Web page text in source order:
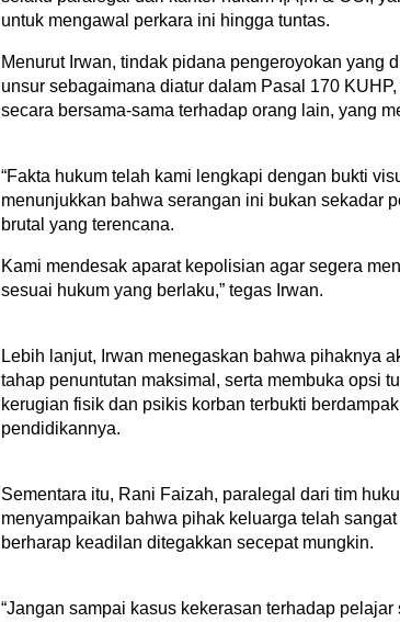
untuk mengawal perkara ini hingga tuntas.
Menurut Irwan, tindak pidana pengeroyokan yang
unsur sebagaimana diatur dalam Pasal 170
secara bersama-sama terhadap orang lain, yang
“Fakta hukum telah kami lengkapi dengan bukti
menunjukkan bahwa serangan ini bukan sekadar
brutal yang terencana.
Kami mendesak aparat kepolisian agar segera
sesuai hukum yang berlaku,” tegas Irwan.
Lebih lanjut, Irwan menegaskan bahwa pihaknya
tahap penuntutan maksimal, serta membuka opsi
kerugian fisik dan psikis korban terbukti
pendidikannya.
Sementara itu, Rani Faizah, paralegal dari tim
menyampaikan bahwa pihak keluarga telah
berharap keadilan ditegakkan secepat mungkin.
“Jangan sampai kasus kekerasan terhadap